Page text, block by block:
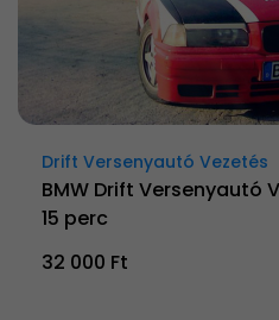
Drift Versenyautó Vezetés
BMW Drift Versenyautó
15 perc
32 000 Ft